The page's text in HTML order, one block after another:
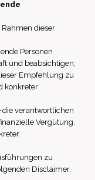
dieser
Personen
und beabsichtigen,
Empfehlung zu
konkreter
die verantwortlichen
Vergütung.
zu
Disclaimer,